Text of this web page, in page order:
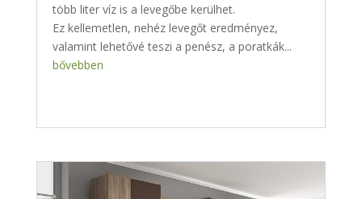
több liter víz is a levegőbe kerülhet.
Ez kellemetlen, nehéz levegőt eredményez,
valamint lehetővé teszi a penész, a poratkák...
bővebben